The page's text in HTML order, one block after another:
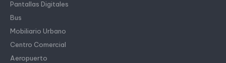
Pantallas Digitales
Bus
Mobiliario Urbano
Centro Comercial
Aeropuerto